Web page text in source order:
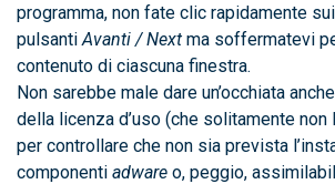
programma, non fate clic rapidamente
pulsanti Avanti / Next ma soffermatevi
contenuto di ciascuna finestra.
Non sarebbe male dare un’occhiata
della licenza d’uso (che solitamente
per controllare che non sia prevista
componenti adware o, peggio,